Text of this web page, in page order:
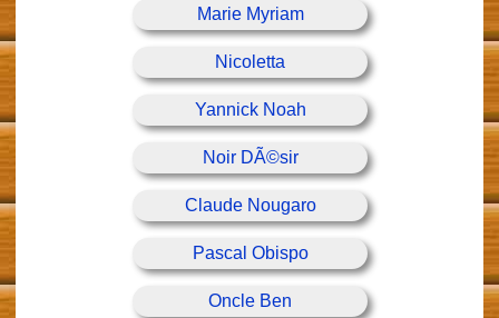
Marie Myriam
Nicoletta
Yannick Noah
Noir DÃ©sir
Claude Nougaro
Pascal Obispo
Oncle Ben